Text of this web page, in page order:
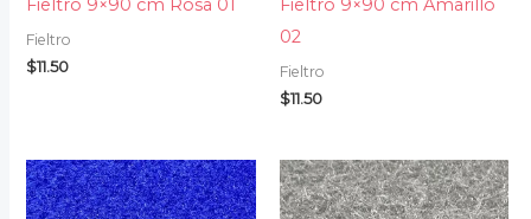
Fieltro 9×90 cm Rosa 01
Fieltro
$11.50
Fieltro 9×90 cm Amarillo
02
Fieltro
$11.50